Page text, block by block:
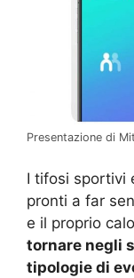
Presentazione di
I tifosi sportivi
pronti a far
e il proprio
tornare negli
tipologie di